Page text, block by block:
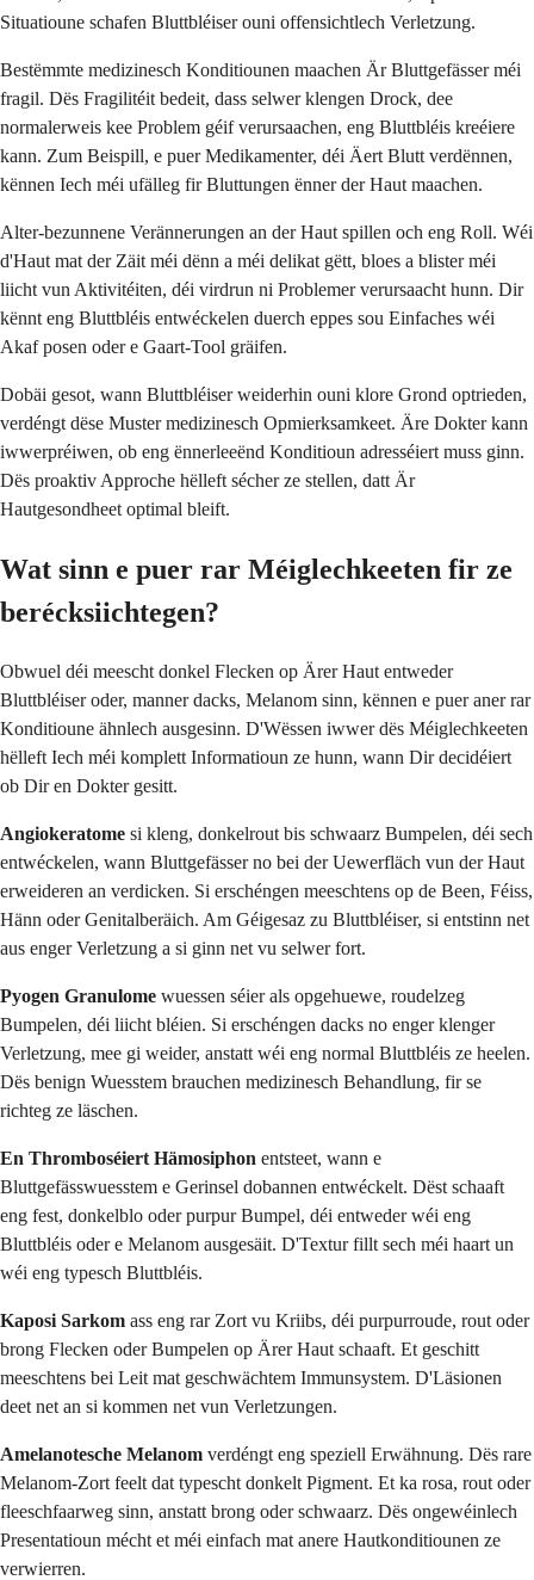
Situatioune schafen Bluttbléiser ouni offensichtlech Verletzung.
Bestëmmte medizinesch Konditiounen maachen Är Bluttgefässer méi
fragil. Dës Fragilitéit bedeit, dass selwer klengen Drock, dee
normalerweis kee Problem géif verursaachen, eng Bluttbléis kreéiere
kann. Zum Beispill, e puer Medikamenter, déi Äert Blutt verdënnen,
kënnen Iech méi ufälleg fir Bluttungen ënner der Haut maachen.
Alter-bezunnene Verännerungen an der Haut spillen och eng Roll. Wéi
d'Haut mat der Zäit méi dënn a méi delikat gëtt, bloes a blister méi
liicht vun Aktivitéiten, déi virdrun ni Problemer verursaacht hunn. Dir
kënnt eng Bluttbléis entwéckelen duerch eppes sou Einfaches wéi
Akaf posen oder e Gaart-Tool gräifen.
Dobäi gesot, wann Bluttbléiser weiderhin ouni klore Grond optrieden,
verdéngt dëse Muster medizinesch Opmierksamkeet. Äre Dokter kann
iwwerpréiwen, ob eng ënnerleeënd Konditioun adresséiert muss ginn.
Dës proaktiv Approche hëlleft sécher ze stellen, datt Är
Hautgesondheet optimal bleift.
Wat sinn e puer rar Méiglechkeeten fir ze
berécksiichtegen?
Obwuel déi meescht donkel Flecken op Ärer Haut entweder
Bluttbléiser oder, manner dacks, Melanom sinn, kënnen e puer aner rar
Konditioune ähnlech ausgesinn. D'Wëssen iwwer dës Méiglechkeeten
hëlleft Iech méi komplett Informatioun ze hunn, wann Dir decidéiert
ob Dir en Dokter gesitt.
Angiokeratome si kleng, donkelrout bis schwaarz Bumpelen, déi sech
entwéckelen, wann Bluttgefässer no bei der Uewerfläch vun der Haut
erweideren an verdicken. Si erschéngen meeschtens op de Been, Féiss,
Hänn oder Genitalberäich. Am Géigesaz zu Bluttbléiser, si entstinn net
aus enger Verletzung a si ginn net vu selwer fort.
Pyogen Granulome wuessen séier als opgehuewe, roudelzeg
Bumpelen, déi liicht bléien. Si erschéngen dacks no enger klenger
Verletzung, mee gi weider, anstatt wéi eng normal Bluttbléis ze heelen.
Dës benign Wuesstem brauchen medizinesch Behandlung, fir se
richteg ze läschen.
En Thromboséiert Hämosiphon entsteet, wann e
Bluttgefässwuesstem e Gerinsel dobannen entwéckelt. Dëst schaaft
eng fest, donkelblo oder purpur Bumpel, déi entweder wéi eng
Bluttbléis oder e Melanom ausgesäit. D'Textur fillt sech méi haart un
wéi eng typesch Bluttbléis.
Kaposi Sarkom ass eng rar Zort vu Kriibs, déi purpurroude, rout oder
brong Flecken oder Bumpelen op Ärer Haut schaaft. Et geschitt
meeschtens bei Leit mat geschwächtem Immunsystem. D'Läsionen
deet net an si kommen net vun Verletzungen.
Amelanotesche Melanom verdéngt eng speziell Erwähnung. Dës rare
Melanom-Zort feelt dat typescht donkelt Pigment. Et ka rosa, rout oder
fleeschfaarweg sinn, anstatt brong oder schwaarz. Dës ongewéinlech
Presentatioun mécht et méi einfach mat anere Hautkonditiounen ze
verwierren.